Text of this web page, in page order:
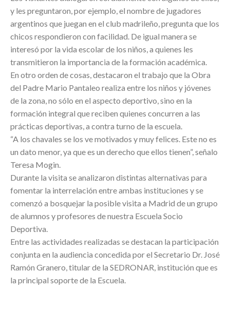
y les preguntaron, por ejemplo, el nombre de jugadores
argentinos que juegan en el club madrileño, pregunta que los
chicos respondieron con facilidad. De igual manera se
interesó por la vida escolar de los niños, a quienes les
transmitieron la importancia de la formación académica.
En otro orden de cosas, destacaron el trabajo que la Obra
del Padre Mario Pantaleo realiza entre los niños y jóvenes
de la zona, no sólo en el aspecto deportivo, sino en la
formación integral que reciben quienes concurren a las
prácticas deportivas, a contra turno de la escuela.
“A los chavales se los ve motivados y muy felices. Este no es
un dato menor, ya que es un derecho que ellos tienen”, señalo
Teresa Mogin.
Durante la visita se analizaron distintas alternativas para
fomentar la interrelación entre ambas instituciones y se
comenzó a bosquejar la posible visita a Madrid de un grupo
de alumnos y profesores de nuestra Escuela Socio
Deportiva.
Entre las actividades realizadas se destacan la participación
conjunta en la audiencia concedida por el Secretario Dr. José
Ramón Granero, titular de la SEDRONAR, institución que es
la principal soporte de la Escuela.